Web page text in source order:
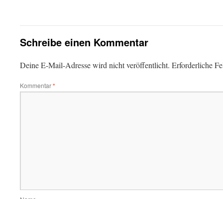
Schreibe einen Kommentar
Deine E-Mail-Adresse wird nicht veröffentlicht. Erforderliche
Kommentar*